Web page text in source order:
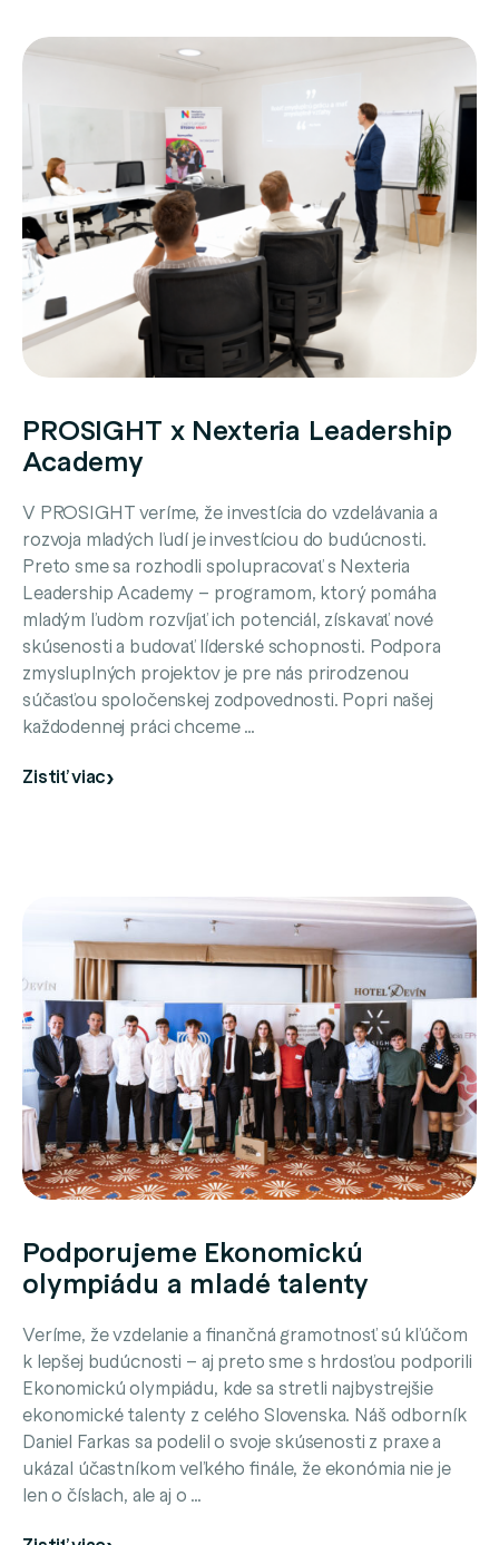
PROSIGHT x Nexteria Leadership
Academy
V PROSIGHT veríme, že investícia do vzdelávania a
rozvoja mladých ľudí je investíciou do budúcnosti.
Preto sme sa rozhodli spolupracovať s Nexteria
Leadership Academy – programom, ktorý pomáha
mladým ľuďom rozvíjať ich potenciál, získavať nové
skúsenosti a budovať líderské schopnosti. Podpora
zmysluplných projektov je pre nás prirodzenou
súčasťou spoločenskej zodpovednosti. Popri našej
každodennej práci chceme …
Zistiť viac
Podporujeme Ekonomickú
olympiádu a mladé talenty
Veríme, že vzdelanie a finančná gramotnosť sú kľúčom
k lepšej budúcnosti – aj preto sme s hrdosťou podporili
Ekonomickú olympiádu, kde sa stretli najbystrejšie
ekonomické talenty z celého Slovenska. Náš odborník
Daniel Farkas sa podelil o svoje skúsenosti z praxe a
ukázal účastníkom veľkého finále, že ekonómia nie je
len o číslach, ale aj o …